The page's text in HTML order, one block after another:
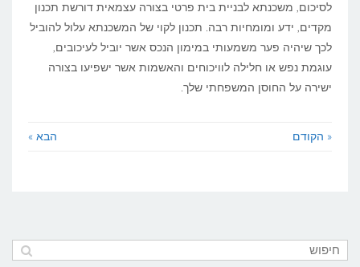
לסיכום, משכנתא לבניית בית פרטי בצורה עצמאית דורשת תכנון
מקדים, ידע ומומחיות רבה. תכנון לקוי של המשכנתא עלול להוביל
לכך שיהיה פער משמעותי במימון הנכס אשר יוביל לעיכובים,
עוגמת נפש או חלילה לוויכוחים והאשמות אשר ישפיעו בצורה
ישירה על החוסן המשפחתי שלך.
« הקודם הבא »